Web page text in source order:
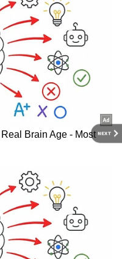
NEXT
ಟೆಕ್ನಾಲಜಿ
) ಬಗ್ಗೆ
ಟ್ರೆಂಡ್‌ಗಳ ಕುರಿತು
ಮತ್ತು ಬ್ರೇಕಿಂಗ್
ಸುವರ್ಣ
ಆಯ್ತಾ? ಹೊಸ